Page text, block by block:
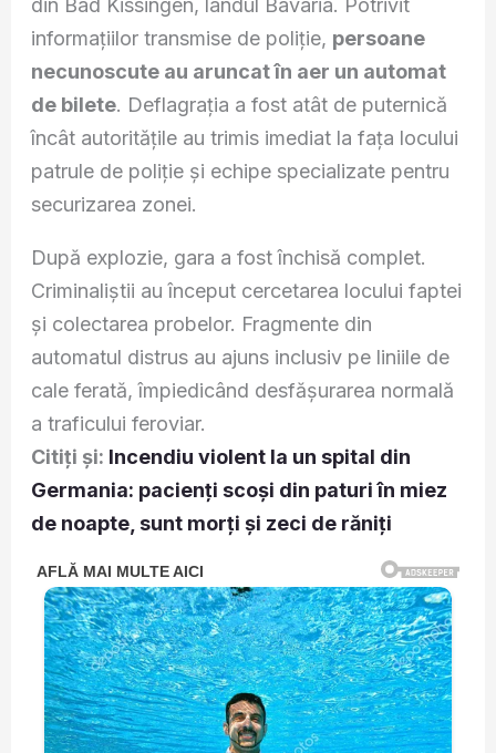
din Bad Kissingen, landul Bavaria. Potrivit
informațiilor transmise de poliție, persoane
necunoscute au aruncat în aer un automat
de bilete. Deflagrația a fost atât de puternică
încât autoritățile au trimis imediat la fața locului
patrule de poliție și echipe specializate pentru
securizarea zonei.
După explozie, gara a fost închisă complet.
Criminaliștii au început cercetarea locului faptei
și colectarea probelor. Fragmente din
automatul distrus au ajuns inclusiv pe liniile de
cale ferată, împiedicând desfășurarea normală
a traficului feroviar.
Citiți și: Incendiu violent la un spital din
Germania: pacienți scoși din paturi în miez
de noapte, sunt morți și zeci de răniți